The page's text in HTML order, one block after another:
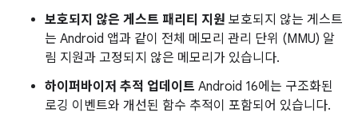
보호되지 않은 게스트 패리티 지원 보호되지 않는 게스트
는 Android 앱과 같이 전체 메모리 관리 단위 (MMU) 알
림 지원과 고정되지 않은 메모리가 있습니다.
하이퍼바이저 추적 업데이트 Android 16에는 구조화된
로깅 이벤트와 개선된 함수 추적이 포함되어 있습니다.